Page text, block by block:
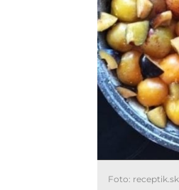
Foto: receptik.sk